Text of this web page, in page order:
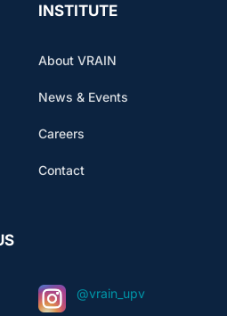
INSTITUTE
About VRAIN
News & Events
Careers
Contact
@vrain_upv